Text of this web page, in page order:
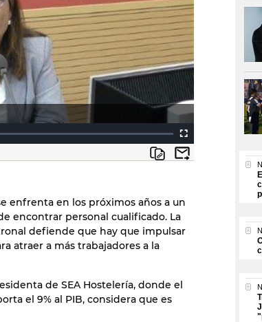
enfrenta en los próximos años a un
encontrar personal cualificado. La
defiende que hay que impulsar
atraer a más trabajadores a la
de SEA Hostelería, donde el
el 9% al PIB, considera que es